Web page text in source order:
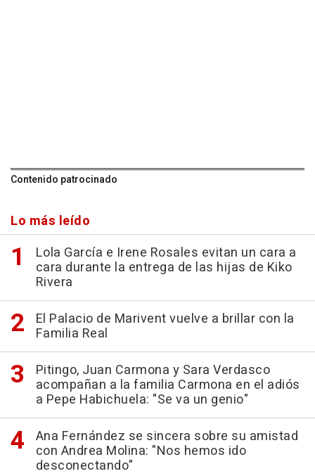
Contenido patrocinado
Lo más leído
Lola García e Irene Rosales evitan un cara a
cara durante la entrega de las hijas de Kiko
Rivera
El Palacio de Marivent vuelve a brillar con la
Familia Real
Pitingo, Juan Carmona y Sara Verdasco
acompañan a la familia Carmona en el adiós
a Pepe Habichuela: "Se va un genio"
Ana Fernández se sincera sobre su amistad
con Andrea Molina: "Nos hemos ido
desconectando"